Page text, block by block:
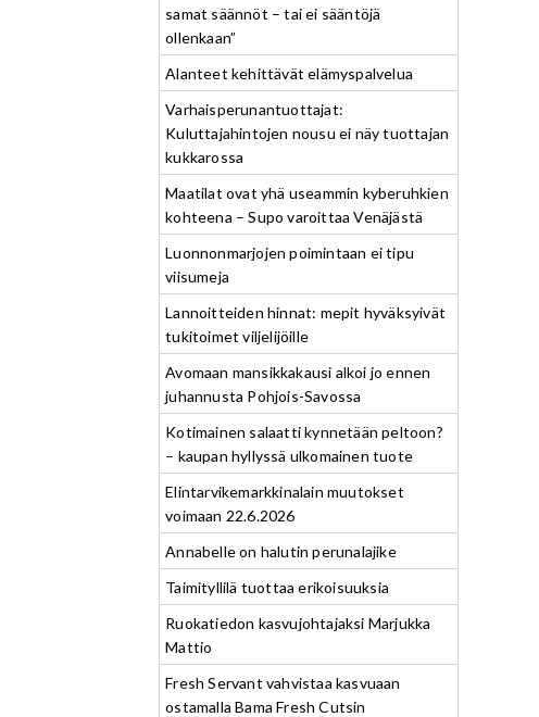
samat säännöt – tai ei sääntöjä
ollenkaan”
Alanteet kehittävät elämyspalvelua
Varhaisperunantuottajat:
Kuluttajahintojen nousu ei näy tuottajan
kukkarossa
Maatilat ovat yhä useammin kyberuhkien
kohteena – Supo varoittaa Venäjästä
Luonnonmarjojen poimintaan ei tipu
viisumeja
Lannoitteiden hinnat: mepit hyväksyivät
tukitoimet viljelijöille
Avomaan mansikkakausi alkoi jo ennen
juhannusta Pohjois-Savossa
Kotimainen salaatti kynnetään peltoon?
– kaupan hyllyssä ulkomainen tuote
Elintarvikemarkkinalain muutokset
voimaan 22.6.2026
Annabelle on halutin perunalajike
Taimityllilä tuottaa erikoisuuksia
Ruokatiedon kasvujohtajaksi Marjukka
Mattio
Fresh Servant vahvistaa kasvuaan
ostamalla Bama Fresh Cutsin